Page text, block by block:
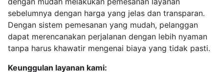
sebelumnya dengan harga yang jelas dan transparan.
Dengan sistem pemesanan yang mudah, pelanggan
dapat merencanakan perjalanan dengan lebih nyaman
tanpa harus khawatir mengenai biaya yang tidak pasti.
Keunggulan layanan kami: